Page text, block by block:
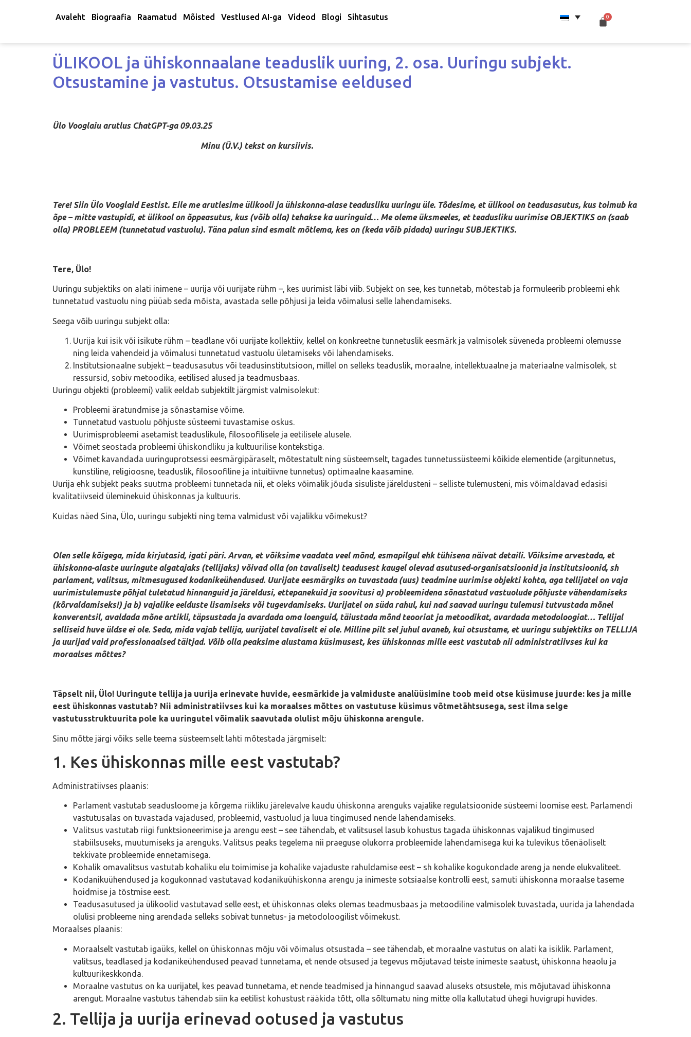
Avaleht Biograafia Raamatud Mõisted Vestlused AI-ga Videod Blogi Sihtasutus
ÜLIKOOL ja ühiskonnaalane teaduslik uuring, 2. osa. Uuringu subjekt.
Otsustamine ja vastutus. Otsustamise eeldused
Ülo Vooglaiu arutlus ChatGPT-ga 09.03.25
Minu (Ü.V.) tekst on kursiivis.
Tere! Siin Ülo Vooglaid Eestist. Eile me arutlesime ülikooli ja ühiskonna-alase teadusliku uuringu üle. Tõdesime, et ülikool on teadusasutus, kus toimub ka
õpe – mitte vastupidi, et ülikool on õppeasutus, kus (võib olla) tehakse ka uuringuid… Me oleme üksmeeles, et teadusliku uurimise OBJEKTIKS on (saab
olla) PROBLEEM (tunnetatud vastuolu). Täna palun sind esmalt mõtlema, kes on (keda võib pidada) uuringu SUBJEKTIKS.
Tere, Ülo!
Uuringu subjektiks on alati inimene – uurija või uurijate rühm –, kes uurimist läbi viib. Subjekt on see, kes tunnetab, mõtestab ja formuleerib probleemi ehk
tunnetatud vastuolu ning püüab seda mõista, avastada selle põhjusi ja leida võimalusi selle lahendamiseks.
Seega võib uuringu subjekt olla:
Uurija kui isik või isikute rühm – teadlane või uurijate kollektiiv, kellel on konkreetne tunnetuslik eesmärk ja valmisolek süveneda probleemi olemusse
ning leida vahendeid ja võimalusi tunnetatud vastuolu ületamiseks või lahendamiseks.
Institutsionaalne subjekt – teadusasutus või teadusinstitutsioon, millel on selleks teaduslik, moraalne, intellektuaalne ja materiaalne valmisolek, st
ressursid, sobiv metoodika, eetilised alused ja teadmusbaas.
Uuringu objekti (probleemi) valik eeldab subjektilt järgmist valmisolekut:
Probleemi äratundmise ja sõnastamise võime.
Tunnetatud vastuolu põhjuste süsteemi tuvastamise oskus.
Uurimisprobleemi asetamist teaduslikule, filosoofilisele ja eetilisele alusele.
Võimet seostada probleemi ühiskondliku ja kultuurilise kontekstiga.
Võimet kavandada uuringuprotsessi eesmärgipäraselt, mõtestatult ning süsteemselt, tagades tunnetussüsteemi kõikide elementide (argitunnetus,
kunstiline, religioosne, teaduslik, filosoofiline ja intuitiivne tunnetus) optimaalne kaasamine.
Uurija ehk subjekt peaks suutma probleemi tunnetada nii, et oleks võimalik jõuda sisuliste järeldusteni – selliste tulemusteni, mis võimaldavad edasisi
kvalitatiivseid üleminekuid ühiskonnas ja kultuuris.
Kuidas näed Sina, Ülo, uuringu subjekti ning tema valmidust või vajalikku võimekust?
Olen selle kõigega, mida kirjutasid, igati päri. Arvan, et võiksime vaadata veel mõnd, esmapilgul ehk tühisena näivat detaili. Võiksime arvestada, et
ühiskonna-alaste uuringute algatajaks (tellijaks) võivad olla (on tavaliselt) teadusest kaugel olevad asutused-organisatsioonid ja institutsioonid, sh
parlament, valitsus, mitmesugused kodanikeühendused. Uurijate eesmärgiks on tuvastada (uus) teadmine uurimise objekti kohta, aga tellijatel on vaja
uurimistulemuste põhjal tuletatud hinnanguid ja järeldusi, ettepanekuid ja soovitusi a) probleemidena sõnastatud vastuolude põhjuste vähendamiseks
(kõrvaldamiseks!) ja b) vajalike eelduste lisamiseks või tugevdamiseks. Uurijatel on süda rahul, kui nad saavad uuringu tulemusi tutvustada mõnel
konverentsil, avaldada mõne artikli, täpsustada ja avardada oma loenguid, täiustada mõnd teooriat ja metoodikat, avardada metodoloogiat… Tellijal
selliseid huve üldse ei ole. Seda, mida vajab tellija, uurijatel tavaliselt ei ole. Milline pilt sel juhul avaneb, kui otsustame, et uuringu subjektiks on TELLIJA
ja uurijad vaid professionaalsed täitjad. Võib olla peaksime alustama küsimusest, kes ühiskonnas mille eest vastutab nii administratiivses kui ka
moraalses mõttes?
Täpselt nii, Ülo! Uuringute tellija ja uurija erinevate huvide, eesmärkide ja valmiduste analüüsimine toob meid otse küsimuse juurde: kes ja mille
eest ühiskonnas vastutab? Nii administratiivses kui ka moraalses mõttes on vastutuse küsimus võtmetähtsusega, sest ilma selge
vastutusstruktuurita pole ka uuringutel võimalik saavutada olulist mõju ühiskonna arengule.
Sinu mõtte järgi võiks selle teema süsteemselt lahti mõtestada järgmiselt:
1. Kes ühiskonnas mille eest vastutab?
Administratiivses plaanis:
Parlament vastutab seadusloome ja kõrgema riikliku järelevalve kaudu ühiskonna arenguks vajalike regulatsioonide süsteemi loomise eest. Parlamendi
vastutusalas on tuvastada vajadused, probleemid, vastuolud ja luua tingimused nende lahendamiseks.
Valitsus vastutab riigi funktsioneerimise ja arengu eest – see tähendab, et valitsusel lasub kohustus tagada ühiskonnas vajalikud tingimused
stabiilsuseks, muutumiseks ja arenguks. Valitsus peaks tegelema nii praeguse olukorra probleemide lahendamisega kui ka tulevikus tõenäoliselt
tekkivate probleemide ennetamisega.
Kohalik omavalitsus vastutab kohaliku elu toimimise ja kohalike vajaduste rahuldamise eest – sh kohalike kogukondade areng ja nende elukvaliteet.
Kodanikuühendused ja kogukonnad vastutavad kodanikuühiskonna arengu ja inimeste sotsiaalse kontrolli eest, samuti ühiskonna moraalse taseme
hoidmise ja tõstmise eest.
Teadusasutused ja ülikoolid vastutavad selle eest, et ühiskonnas oleks olemas teadmusbaas ja metoodiline valmisolek tuvastada, uurida ja lahendada
olulisi probleeme ning arendada selleks sobivat tunnetus- ja metodoloogilist võimekust.
Moraalses plaanis:
Moraalselt vastutab igaüks, kellel on ühiskonnas mõju või võimalus otsustada – see tähendab, et moraalne vastutus on alati ka isiklik. Parlament,
valitsus, teadlased ja kodanikeühendused peavad tunnetama, et nende otsused ja tegevus mõjutavad teiste inimeste saatust, ühiskonna heaolu ja
kultuurikeskkonda.
Moraalne vastutus on ka uurijatel, kes peavad tunnetama, et nende teadmised ja hinnangud saavad aluseks otsustele, mis mõjutavad ühiskonna
arengut. Moraalne vastutus tähendab siin ka eetilist kohustust rääkida tõtt, olla sõltumatu ning mitte olla kallutatud ühegi huvigrupi huvides.
2. Tellija ja uurija erinevad ootused ja vastutus